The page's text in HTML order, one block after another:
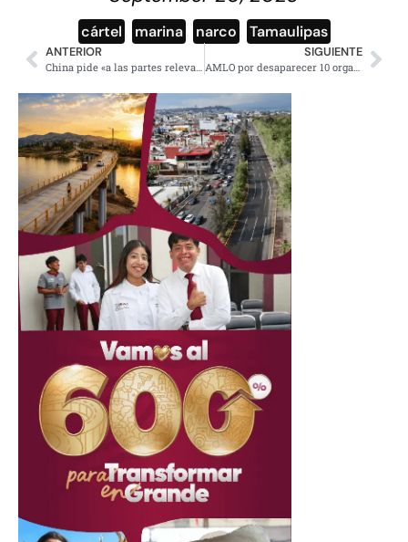
cártel marina narco Tamaulipas
ANTERIOR
China pide «a las partes relevantes» garantizar paso por el Mar Rojo
SIGUIENTE
AMLO por desaparecer 10 organismos autónomos, no incluye CNDH